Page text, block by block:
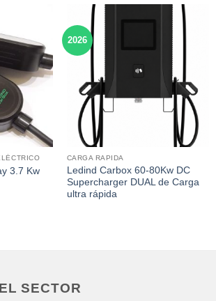
3.7 Kw
2026
CARGA RAPIDA
Ledind Carbox 60-80Kw DC
Supercharger DUAL de Carga
ultra rápida
SECTOR